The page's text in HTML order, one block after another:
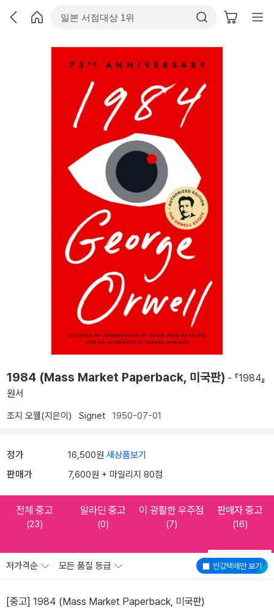
1984 (Mass Market Paperback, 미국판) - 『1984』
원서
조지 오웰(지은이) Signet 1950-07-01
정가 16,500원 새상품보기
판매가 7,600원 + 마일리지 80점
전체 중고
(23)
알라딘 중고
(0)
이 광활한 우주점
(7)
판매자 중고
(16)
반값택배만 보기
저가격순 모든 품질 등급
[중고] 1984 (Mass Market Paperback, 미국판)